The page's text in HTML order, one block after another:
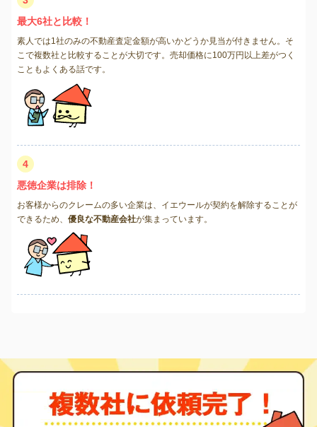
最大6社と比較！
素人では1社のみの不動産査定金額が高いかどうか見当が付きません。そ
こで複数社と比較することが大切です。売却価格に100万円以上差がつく
こともよくある話です。
4
悪徳企業は排除！
お客様からのクレームの多い企業は、イエウールが契約を解除することが
できるため、 優良な不動産会社が集まっています。